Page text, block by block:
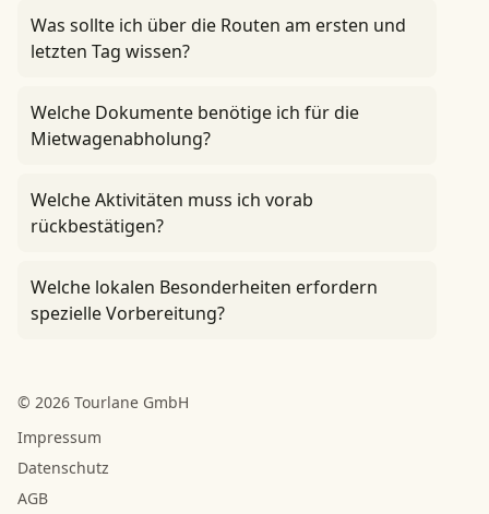
Was sollte ich über die Routen am ersten und
letzten Tag wissen?
Welche Dokumente benötige ich für die
Mietwagenabholung?
Welche Aktivitäten muss ich vorab
rückbestätigen?
Welche lokalen Besonderheiten erfordern
spezielle Vorbereitung?
© 2026 Tourlane GmbH
Impressum
Datenschutz
AGB